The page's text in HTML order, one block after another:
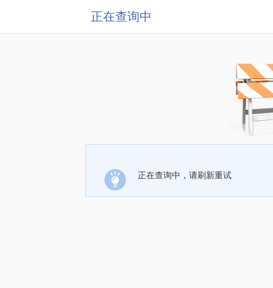
正在查询中
正在查询中，请刷新重试